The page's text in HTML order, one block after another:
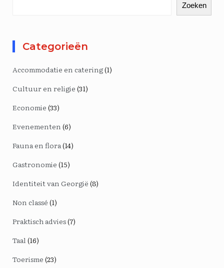
Zoeken
Categorieën
Accommodatie en catering(1)
Cultuur en religie (31)
Economie (33)
Evenementen (6)
Fauna en flora (14)
Gastronomie (15)
Identiteit van Georgië (8)
Non classé (1)
Praktisch advies(7)
Taal (16)
Toerisme (23)